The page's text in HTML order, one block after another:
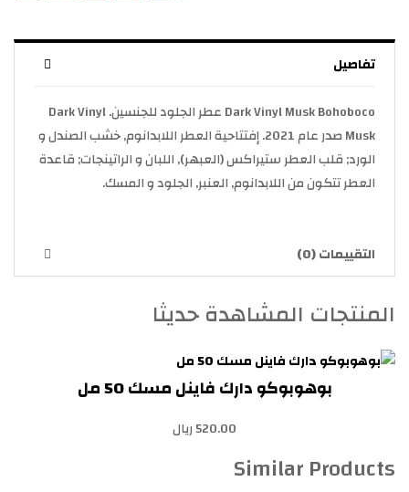
تفاصيل
Dark Vinyl Musk Bohoboco عطر الجلود للجنسين. Dark Vinyl
Musk صدر عام 2021. إفتتاحية العطر اللابدانوم, خشب الصندل و
الورد; قلب العطر ستيراكس (العبهر), اللبان و الراتينجات; قاعدة
العطر تتكون من اللابدانوم, العنبر, الجلود و المسك.
التقييمات (0)
المنتجات المشاهدة حديثا
بوهوبوكو دارك فاينل مسك 50 مل
520.00 ريال
Similar Products